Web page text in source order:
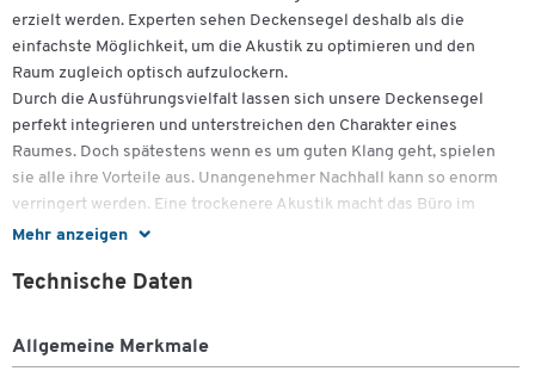
Mehr anzeigen
erzielt werden. Experten sehen Deckensegel deshalb als die
einfachste Möglichkeit, um die Akustik zu optimieren und den
Raum zugleich optisch aufzulockern.
Durch die Ausführungsvielfalt lassen sich unsere Deckensegel
perfekt integrieren und unterstreichen den Charakter eines
Raumes. Doch spätestens wenn es um guten Klang geht, spielen
sie alle ihre Vorteile aus. Unangenehmer Nachhall kann so enorm
verringert werden. Eine trockenere Akustik macht das Büro im
Gesamtbild stimmiger und schafft sofort Wohlfühlatmosphäre.
elegantes Deckensegel mit hervorragender Schallabsorbtion
Abhängeseile stufenlos in der Höhe justierbar für einfache
Technische Daten
Allgemeine Merkmale